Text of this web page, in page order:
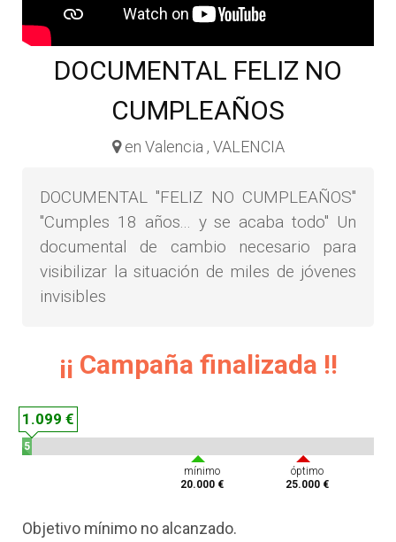
DOCUMENTAL FELIZ NO
CUMPLEAÑOS
en Valencia , VALENCIA
DOCUMENTAL "FELIZ NO CUMPLEAÑOS"
"Cumples 18 años... y se acaba todo" Un
documental de cambio necesario para
visibilizar la situación de miles de jóvenes
invisibles
¡¡ Campaña finalizada !!
1.099 €
5
mínimo
20.000 €
óptimo
25.000 €
Objetivo mínimo no alcanzado.